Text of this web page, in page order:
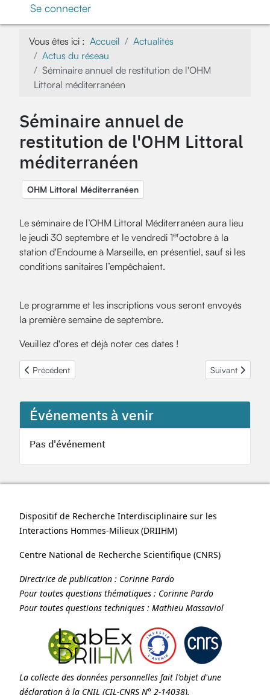
Se connecter
Vous êtes ici : Accueil
Actualités
Actus du réseau
Séminaire annuel de restitution de l'OHM
Littoral méditerranéen
Événements à venir
Pas d'événement
Séminaire annuel de
restitution de l'OHM Littoral
méditerranéen
OHM Littoral Méditerranéen
Le séminaire de l’OHM Littoral Méditerranéen aura lieu
le jeudi 30 septembre et le vendredi 1eroctobre à la
station d'Endoume à Marseille, en présentiel, sauf si les
conditions sanitaires l’empêchaient.
Le programme et les inscriptions vous seront envoyés
la première semaine de septembre.
Veuillez d'ores et déjà noter ces dates !
Article précédent : Séminaire "Ethique et données numériques en
Précédent Article suivant :
Suivant
Dispositif de Recherche Interdisciplinaire sur les
Interactions Hommes-Milieux (DRIIHM)
Centre National de Recherche Scientifique (CNRS)
Directrice de publication : Corinne Pardo
Pour toutes questions thématiques : Corinne Pardo
Pour toutes questions techniques : Mathieu Massaviol
La collecte des données personnelles fait l'objet d'une
déclaration à la CNIL (CIL-CNRS N° 2-14038).